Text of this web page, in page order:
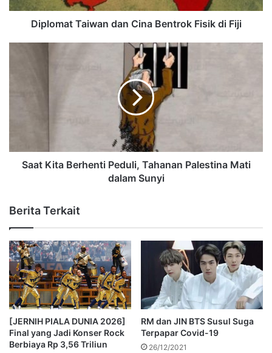
Diplomat Taiwan dan Cina Bentrok Fisik di Fiji
Saat Kita Berhenti Peduli, Tahanan Palestina Mati
dalam Sunyi
Berita Terkait
[JERNIH PIALA DUNIA 2026]
Final yang Jadi Konser Rock
Berbiaya Rp 3,56 Triliun
RM dan JIN BTS Susul Suga
Terpapar Covid-19
26/12/2021